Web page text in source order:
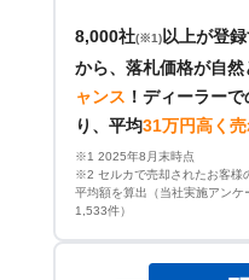
8,000社(※1) 以上が登
から、落札価格が自然
ャンス ！ ディーラーで
り、平均31万円高く
※1 2025年8月末時点
※2 セルカで売却されたお客様
平均額を算出（当社実施アン
1,533件）